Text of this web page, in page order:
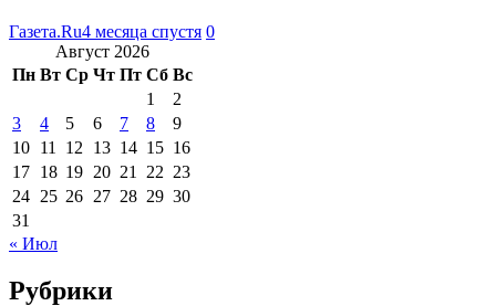
Газета.Ru4 месяца спустя 0
Август 2026
Пн Вт Ср Чт Пт Сб Вс
1
2
3
4 5 6 7 8
9
10 11 12 13 14 15 16
17 18 19 20 21 22 23
24 25 26 27 28 29 30
31
« Июл
Рубрики